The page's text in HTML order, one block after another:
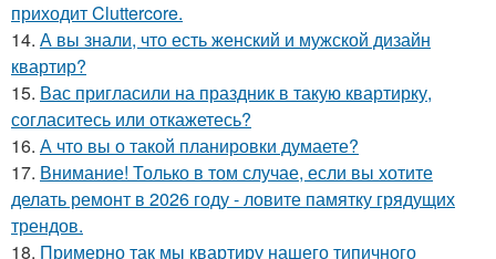
приходит Cluttercore.
14. А вы знали, что есть женский и мужской дизайн
квартир?
15. Вас пригласили на праздник в такую квартирку,
согласитесь или откажетесь?
16. А что вы о такой планировки думаете?
17. Внимание! Только в том случае, если вы хотите
делать ремонт в 2026 году - ловите памятку грядущих
трендов.
18. Примерно так мы квартиру нашего типичного